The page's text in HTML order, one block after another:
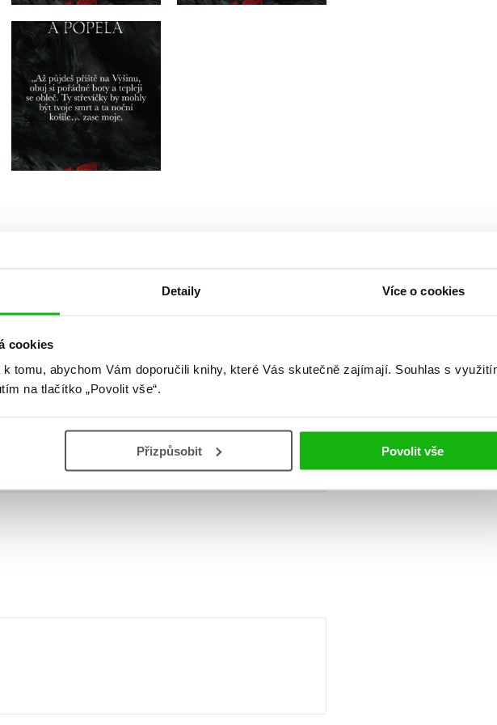
Detaily Více o cookies
cookies
tomu, abychom Vám doporučili knihy, které Vás skutečně zajímají. Souhlas s
na tlačítko „Povolit vše“.
Přizpůsobit Povolit vše
na knihy, slušnou sbírku funko
Knížky jsou mým koníčkem i
příliš…